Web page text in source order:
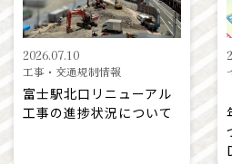
2026.07.10
工事・交通規制情報
富士駅北口リニューアル
工事の進捗状況について